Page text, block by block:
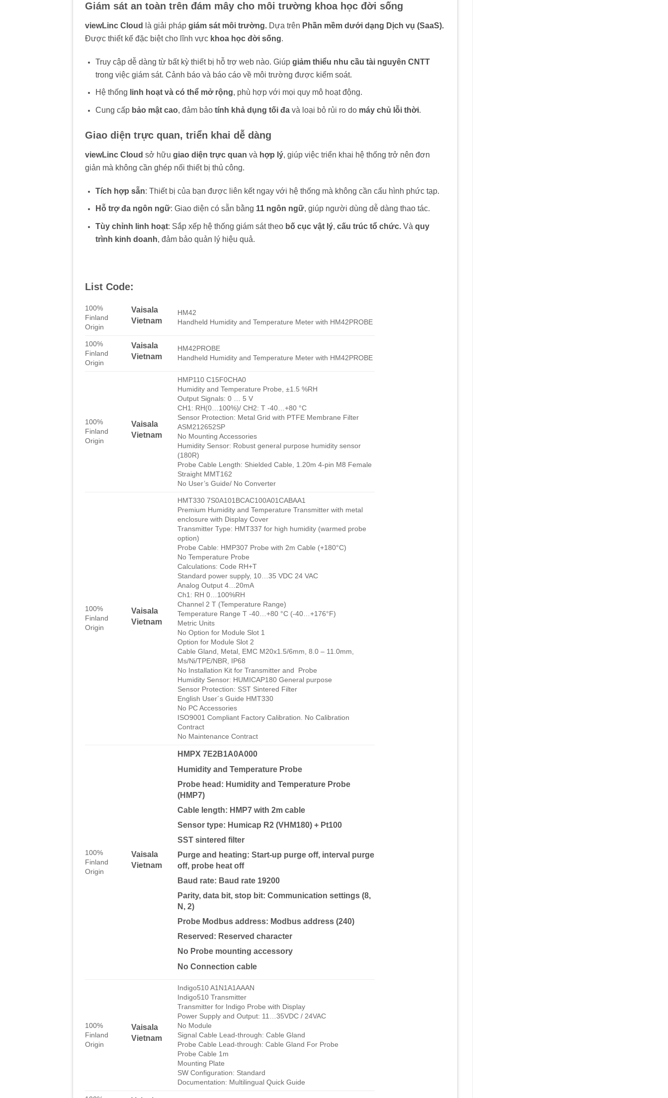
Giám sát an toàn trên đám mây cho môi trường khoa học đời sống
viewLinc Cloud là giải pháp giám sát môi trường. Dựa trên Phần mềm dưới dạng Dịch vụ (SaaS).
Được thiết kế đặc biệt cho lĩnh vực khoa học đời sống.
Truy cập dễ dàng từ bất kỳ thiết bị hỗ trợ web nào. Giúp giảm thiểu nhu cầu tài nguyên CNTT
trong việc giám sát. Cảnh báo và báo cáo về môi trường được kiểm soát.
Hệ thống linh hoạt và có thể mở rộng, phù hợp với mọi quy mô hoạt động.
Cung cấp bảo mật cao, đảm bảo tính khả dụng tối đavà loại bỏ rủi ro do máy chủ lỗi thời.
Giao diện trực quan, triển khai dễ dàng
viewLinc Cloud sở hữu giao diện trực quan và hợp lý, giúp việc triển khai hệ thống trở nên đơn
giản mà không cần ghép nối thiết bị thủ công.
Tích hợp sẵn: Thiết bị của bạn được liên kết ngay với hệ thống mà không cần cấu hình phức tạp.
Hỗ trợ đa ngôn ngữ: Giao diện có sẵn bằng 11 ngôn ngữ, giúp người dùng dễ dàng thao tác.
Tùy chỉnh linh hoạt: Sắp xếp hệ thống giám sát theo bố cục vật lý, cấu trúc tổ chức.Và quy
trình kinh doanh, đảm bảo quản lý hiệu quả.
List Code:
100%
Finland
Origin
Vaisala
Vietnam
HM42
Handheld Humidity and Temperature Meter with HM42PROBE
100%
Finland
Origin
Vaisala
Vietnam
HM42PROBE
Handheld Humidity and Temperature Meter with HM42PROBE
100%
Finland
Origin
Vaisala
Vietnam
HMP110 C15F0CHA0
Humidity and Temperature Probe, ±1.5 %RH
Output Signals: 0 … 5 V
CH1: RH(0…100%)/ CH2: T -40…+80 °C
Sensor Protection: Metal Grid with PTFE Membrane Filter
ASM212652SP
No Mounting Accessories
Humidity Sensor: Robust general purpose humidity sensor
(180R)
Probe Cable Length: Shielded Cable, 1.20m 4-pin M8 Female
Straight MMT162
No User’s Guide/ No Converter
100%
Finland
Origin
Vaisala
Vietnam
HMT330 7S0A101BCAC100A01CABAA1
Premium Humidity and Temperature Transmitter with metal
enclosure with Display Cover
Transmitter Type: HMT337 for high humidity (warmed probe
option)
Probe Cable: HMP307 Probe with 2m Cable (+180°C)
No Temperature Probe
Calculations: Code RH+T
Standard power supply, 10…35 VDC 24 VAC
Analog Output 4…20mA
Ch1: RH 0…100%RH
Channel 2 T (Temperature Range)
Temperature Range T -40…+80 °C (-40…+176°F)
Metric Units
No Option for Module Slot 1
Option for Module Slot 2
Cable Gland, Metal, EMC M20x1.5/6mm, 8.0 – 11.0mm,
Ms/Ni/TPE/NBR, IP68
No Installation Kit for Transmitter and Probe
Humidity Sensor: HUMICAP180 General purpose
Sensor Protection: SST Sintered Filter
English User´s Guide HMT330
No PC Accessories
ISO9001 Compliant Factory Calibration. No Calibration
Contract
No Maintenance Contract
100%
Finland
Origin
Vaisala
Vietnam
HMPX 7E2B1A0A000
Humidity and Temperature Probe
Probe head: Humidity and Temperature Probe
(HMP7)
Cable length: HMP7 with 2m cable
Sensor type: Humicap R2 (VHM180) + Pt100
SST sintered filter
Purge and heating: Start-up purge off, interval purge
off, probe heat off
Baud rate: Baud rate 19200
Parity, data bit, stop bit: Communication settings (8,
N, 2)
Probe Modbus address: Modbus address (240)
Reserved: Reserved character
No Probe mounting accessory
No Connection cable
100%
Finland
Origin
Vaisala
Vietnam
Indigo510 A1N1A1AAAN
Indigo510 Transmitter
Transmitter for Indigo Probe with Display
Power Supply and Output: 11…35VDC / 24VAC
No Module
Signal Cable Lead-through: Cable Gland
Probe Cable Lead-through: Cable Gland For Probe
Probe Cable 1m
Mounting Plate
SW Configuration: Standard
Documentation: Multilingual Quick Guide